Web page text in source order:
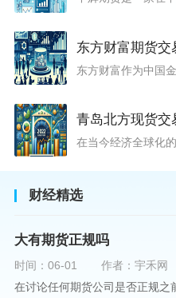
东方财富期货交
青岛北方现货交
财经精选
大有期货正规吗
时间：06-01
作者：宇禾网